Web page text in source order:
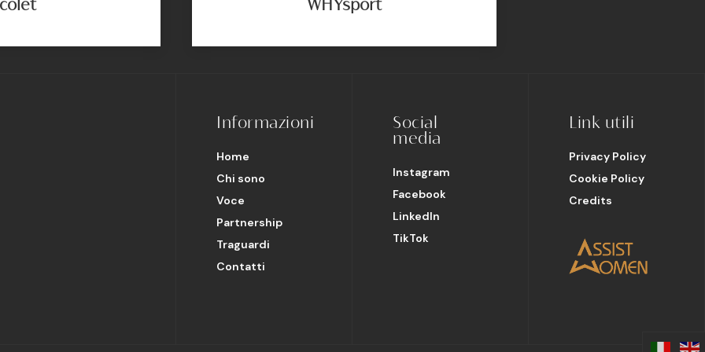
WHYsport
Informazioni
Home
Chi sono
Voce
Partnership
Traguardi
Contatti
Social
media
Instagram
Facebook
LinkedIn
TikTok
Link utili
Privacy Policy
Cookie Policy
Credits